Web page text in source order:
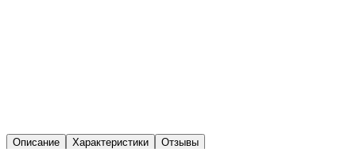
Описание Характеристики Отзывы